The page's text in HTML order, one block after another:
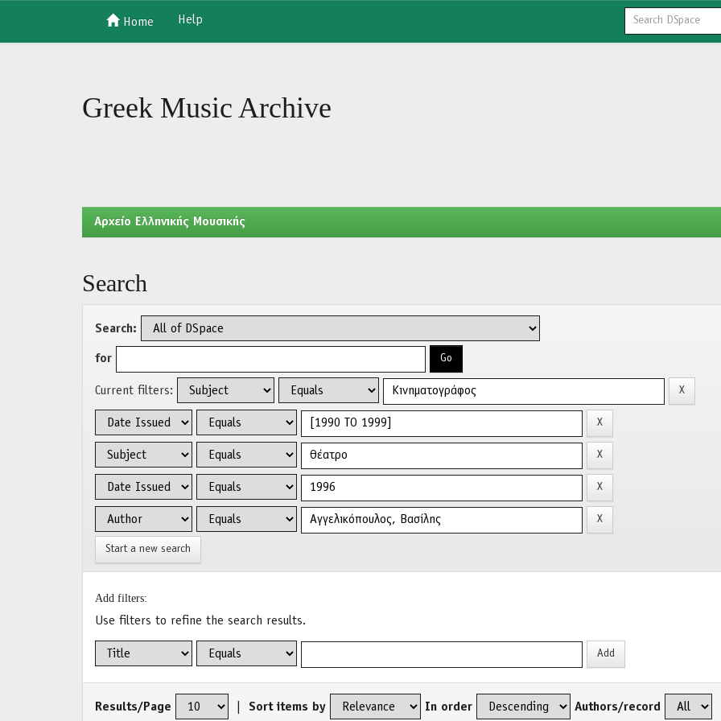
Home Help
Greek Music Archive
Aρχείο Ελληνικής Μουσικής
Search
Search:
for
Current filters:
Start a new search
Add filters:
Use filters to refine the search results.
Results/Page Sort items by In order Authors/record